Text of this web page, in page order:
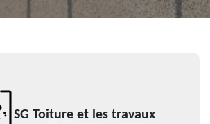
SG Toiture et les travaux